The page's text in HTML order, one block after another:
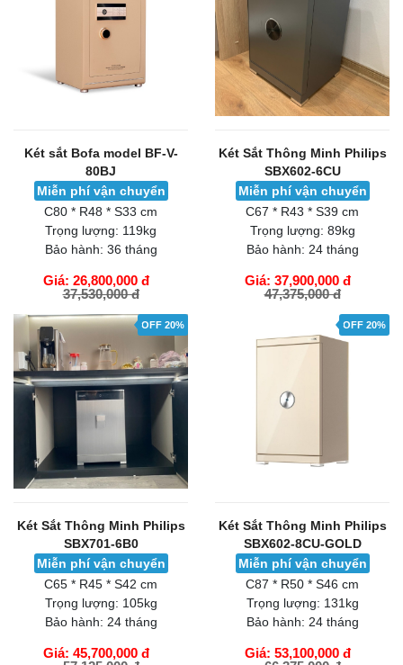
Két sắt Bofa model BF-V-
80BJ
Miễn phí vận chuyển
C80 * R48 * S33 cm
Trọng lượng: 119kg
Bảo hành: 36 tháng
Giá: 26,800,000 đ
37,530,000 đ
GIỎ HÀNG
Két Sắt Thông Minh Philips
SBX602-6CU
Miễn phí vận chuyển
C67 * R43 * S39 cm
Trọng lượng: 89kg
Bảo hành: 24 tháng
Giá: 37,900,000 đ
47,375,000 đ
GIỎ HÀNG
OFF 20%
Két Sắt Thông Minh Philips
SBX701-6B0
Miễn phí vận chuyển
C65 * R45 * S42 cm
Trọng lượng: 105kg
Bảo hành: 24 tháng
Giá: 45,700,000 đ
OFF 20%
Két Sắt Thông Minh Philips
SBX602-8CU-GOLD
Miễn phí vận chuyển
C87 * R50 * S46 cm
Trọng lượng: 131kg
Bảo hành: 24 tháng
Giá: 53,100,000 đ